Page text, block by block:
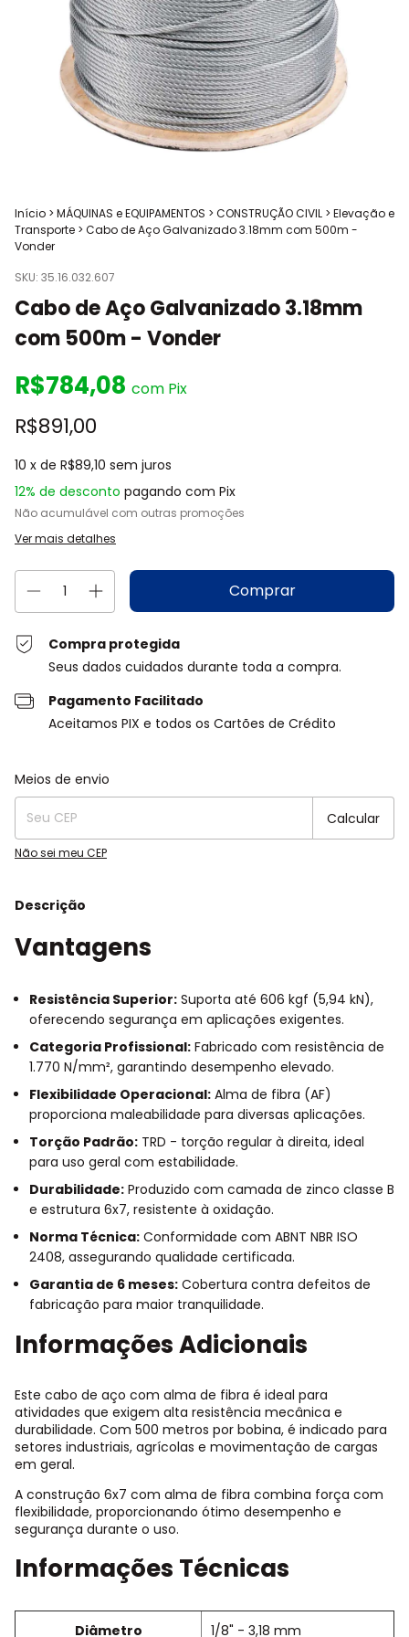
Início > MÁQUINAS e EQUIPAMENTOS > CONSTRUÇÃO CIVIL > Elevação e
Transporte > Cabo de Aço Galvanizado 3.18mm com 500m -
Vonder
SKU: 35.16.032.607
Cabo de Aço Galvanizado 3.18mm
com 500m - Vonder
R$784,08 com Pix
R$891,00
10 x de R$89,10 sem juros
12% de desconto pagando com Pix
Não acumulável com outras promoções
Ver mais detalhes
Compra protegida
Seus dados cuidados durante toda a compra.
Pagamento Facilitado
Aceitamos PIX e todos os Cartões de Crédito
Entregas para o CEP:
Meios de envio
Calcular
Não sei meu CEP
Descrição
Vantagens
Resistência Superior: Suporta até 606 kgf (5,94 kN),
oferecendo segurança em aplicações exigentes.
Categoria Profissional: Fabricado com resistência de
1.770 N/mm², garantindo desempenho elevado.
Flexibilidade Operacional: Alma de fibra (AF)
proporciona maleabilidade para diversas aplicações.
Torção Padrão: TRD - torção regular à direita, ideal
para uso geral com estabilidade.
Durabilidade: Produzido com camada de zinco classe B
e estrutura 6x7, resistente à oxidação.
Norma Técnica: Conformidade com ABNT NBR ISO
2408, assegurando qualidade certificada.
Garantia de 6 meses: Cobertura contra defeitos de
fabricação para maior tranquilidade.
Informações Adicionais
Este cabo de aço com alma de fibra é ideal para
atividades que exigem alta resistência mecânica e
durabilidade. Com 500 metros por bobina, é indicado para
setores industriais, agrícolas e movimentação de cargas
em geral.
A construção 6x7 com alma de fibra combina força com
flexibilidade, proporcionando ótimo desempenho e
segurança durante o uso.
Informações Técnicas
Diâmetro 1/8" - 3,18 mm